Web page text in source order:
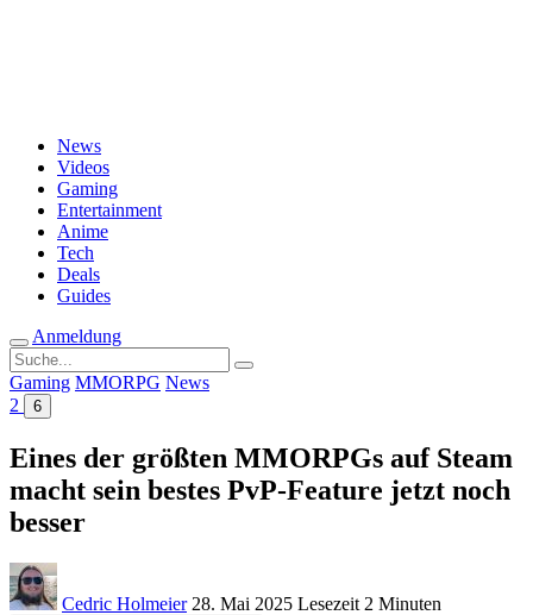
News
Videos
Gaming
Entertainment
Anime
Tech
Deals
Guides
Anmeldung
Suche
nach:
Gaming MMORPG News
2
6
Eines der größten MMORPGs auf Steam
macht sein bestes PvP-Feature jetzt noch
besser
Cedric Holmeier 28. Mai 2025 Lesezeit 2 Minuten